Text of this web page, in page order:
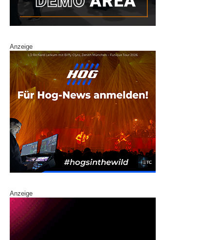
Anzeige
Anzeige